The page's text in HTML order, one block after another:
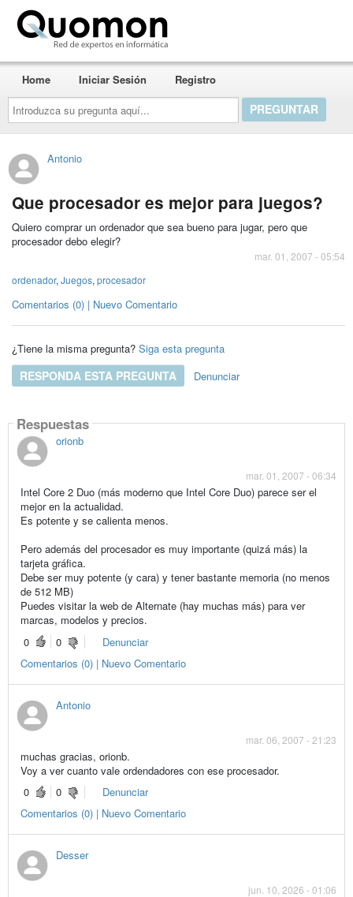
Introduzca
su
pregunta
aquí...
Home Iniciar Sesión Registro
Antonio
Que procesador es mejor para juegos?
Quiero comprar un ordenador que sea bueno para jugar, pero que
procesador debo elegir?
mar. 01, 2007 - 05:54
ordenador, Juegos, procesador
Comentarios (0) | Nuevo Comentario
¿Tiene la misma pregunta? Siga esta pregunta
RESPONDA ESTA PREGUNTA Denunciar
Respuestas
orionb
mar. 01, 2007 - 06:34
Intel Core 2 Duo (más moderno que Intel Core Duo) parece ser el
mejor en la actualidad.
Es potente y se calienta menos.
Pero además del procesador es muy importante (quizá más) la
tarjeta gráfica.
Debe ser muy potente (y cara) y tener bastante memoria (no menos
de 512 MB)
Puedes visitar la web de Alternate (hay muchas más) para ver
marcas, modelos y precios.
0
0
Denunciar
Comentarios (0) | Nuevo Comentario
Antonio
mar. 06, 2007 - 21:23
muchas gracias, orionb.
Voy a ver cuanto vale ordendadores con ese procesador.
0
0
Denunciar
Comentarios (0) | Nuevo Comentario
Desser
jun. 10, 2026 - 01:06